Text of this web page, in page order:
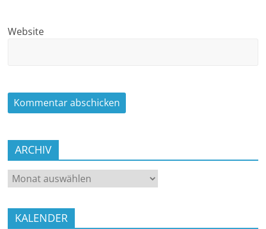
Website
ARCHIV
ARCHIV
KALENDER